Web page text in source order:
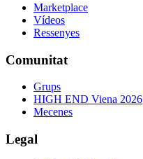
Marketplace
Vídeos
Ressenyes
Comunitat
Grups
HIGH END Viena 2026
Mecenes
Legal